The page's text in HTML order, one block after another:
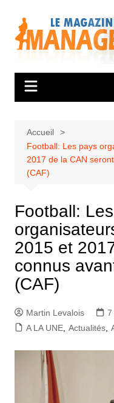
contenu
Accueil
Football: Les pays
2017 de la CAN
(CAF)
Football:
2015 et
connus
(CAF)
Martin Levalois
7
A LA UNE, Actualités,